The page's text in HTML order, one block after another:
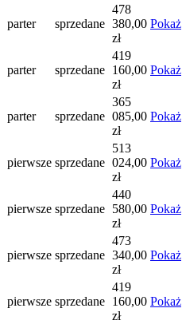
parter sprzedane
478
380,00
zł
Pokaż
parter sprzedane
419
160,00
zł
Pokaż
parter sprzedane
365
085,00
zł
Pokaż
pierwsze sprzedane
513
024,00
zł
Pokaż
pierwsze sprzedane
440
580,00
zł
Pokaż
pierwsze sprzedane
473
340,00
zł
Pokaż
pierwsze sprzedane
419
160,00
zł
Pokaż